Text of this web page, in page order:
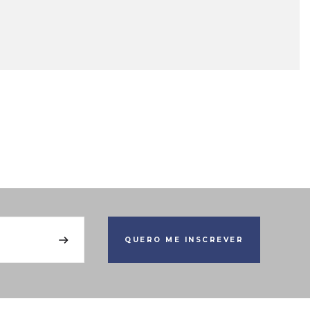
QUERO ME INSCREVER